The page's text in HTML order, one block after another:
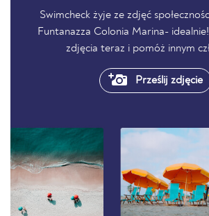
Swimcheck żyje ze zdjęć
Funtanazza Colonia Marina-
zdjęcia teraz i pomóż innym
Prześlij zdjęcie